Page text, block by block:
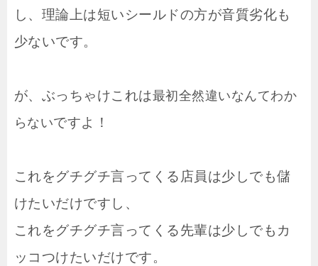
し、理論上は短いシールドの方が音質劣化も
少ないです。
が、ぶっちゃけこれは最初全然違いなんてわか
らないですよ！
これをグチグチ言ってくる店員は少しでも儲
けたいだけですし、
これをグチグチ言ってくる先輩は少しでもカ
ッコつけたいだけです。